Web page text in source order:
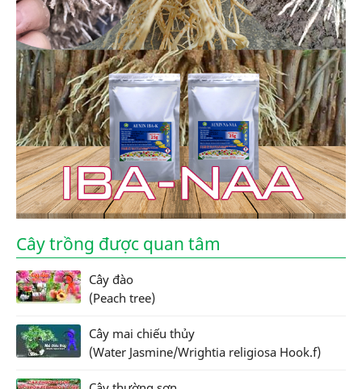
Cây trồng được quan tâm
Cây đào
(Peach tree)
Cây mai chiếu thủy
(Water Jasmine/Wrightia religiosa Hook.f)